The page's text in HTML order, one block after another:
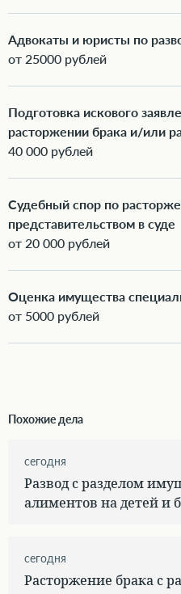
Адвокаты и юристы по
от 25000 рублей
Подготовка искового
расторжении брака и/или
40 000 рублей
Судебный спор по
представительством в суде
от 20 000 рублей
Оценка имущества
от 5000 рублей
Похожие дела
сегодня
Развод с разделом
алиментов на детей
сегодня
Расторжение брака с